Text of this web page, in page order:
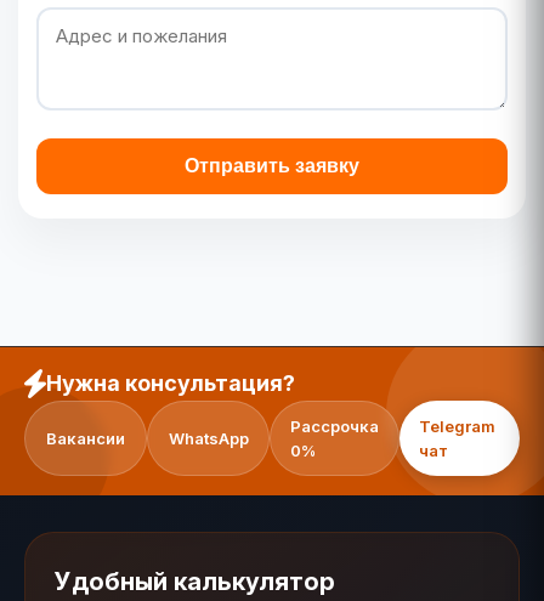
Отправить заявку
Нужна консультация?
Вакансии WhatsApp
Рассрочка
0%
Telegram
чат
Удобный калькулятор